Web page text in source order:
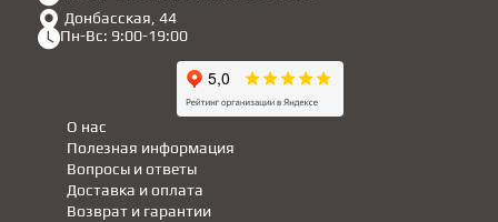
Донбасская, 44
Пн-Вс: 9:00-19:00
Полезная информация
Вопросы и ответы
Доставка и оплата
Возврат и гарантии
О нас